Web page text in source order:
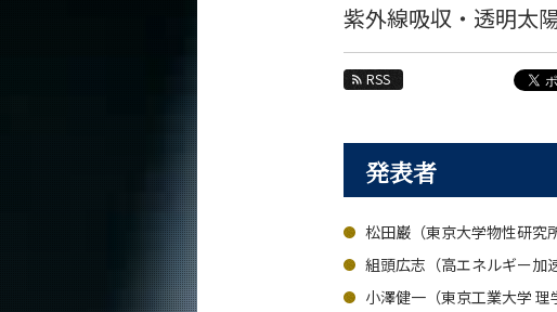
紫外線吸収・透明太
RSS
発表者
松田巌（東京大学物性研究
組頭広志（高エネルギー加
小澤健一（東京工業大学 理